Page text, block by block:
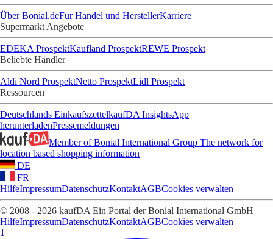
Über Bonial.deFür Handel und HerstellerKarriere
Supermarkt Angebote
EDEKA ProspektKaufland ProspektREWE Prospekt
Beliebte Händler
Aldi Nord ProspektNetto ProspektLidl Prospekt
Ressourcen
Deutschlands EinkaufszettelkaufDA InsightsApp
herunterladenPressemeldungen
Member of Bonial International Group The network for
location based shopping information
DE
FR
HilfeImpressumDatenschutzKontaktAGBCookies verwalten
© 2008 - 2026 kaufDA Ein Portal der Bonial International GmbH
HilfeImpressumDatenschutzKontaktAGBCookies verwalten
1